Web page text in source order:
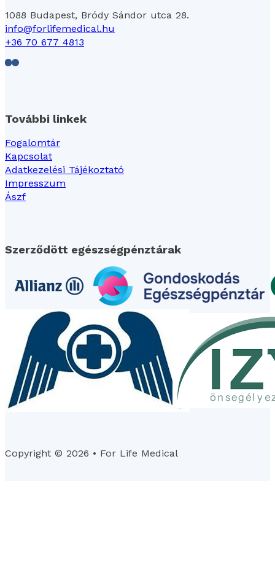
1088 Budapest, Bródy Sándor utca 28.
info@forlifemedical.hu
+36 70 677 4813
Follow us on Facebook
Follow us on LinkedIn
További linkek
Fogalomtár
Kapcsolat
Adatkezelési Tájékoztató
Impresszum
Ászf
Szerződött egészségpénztárak
Copyright © 2026 • For Life Medical